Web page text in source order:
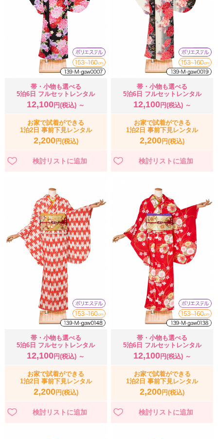
帯・小物も選べる
5泊6日 フルセットレンタル
12,100円(税込) ～
お家で試着ができる
1泊2日 事前下見レンタル
2,200円(税込)
帯・小物も選べる
5泊6日 フルセットレンタル
12,100円(税込) ～
お家で試着ができる
1泊2日 事前下見レンタル
2,200円(税込)
帯・小物も選べる
5泊6日 フルセットレンタル
12,100 円(税込) ～
お家で試着ができる
1泊2日 事前下見レンタル
2,200円(税込)
帯・小物も選べる
5泊6日 フルセットレンタル
12,100円(税込) ～
お家で試着ができる
1泊2日 事前下見レンタル
2,200円(税込)